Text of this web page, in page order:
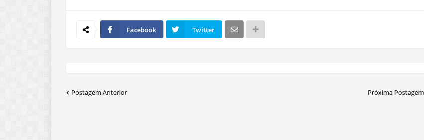
Facebook Twitter
Postagem Anterior Próxima Postagem